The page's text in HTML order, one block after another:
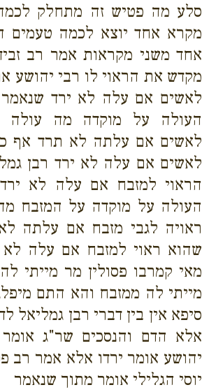
סלע מה פטיש זה מתחלק
מקרא אחד יוצא לכמה טעמים
אחד משני מקראות אמר רב
מקדש את הראוי לו רבי יהושע
לאשים אם עלה לא ירד שנאמר
העולה על מוקדה מה עולה
לאשים אם עלתה לא תרד אף
לאשים אם עלה לא ירד רבן
הראוי למזבח אם עלה לא
העולה על מוקדה על המזבח
ראויה לגבי מזבח אם עלתה
שהוא ראוי למזבח אם עלה לא
מאי קמרבו פסולין מר מייתי
מייתי לה ממזבח והא התם
סיפא אין בין דברי רבן גמליאל
אלא הדם והנסכים שר"ג
יהושע אומר ירדו אלא אמר רב
יוסי הגלילי אומר מתוך שנאמר